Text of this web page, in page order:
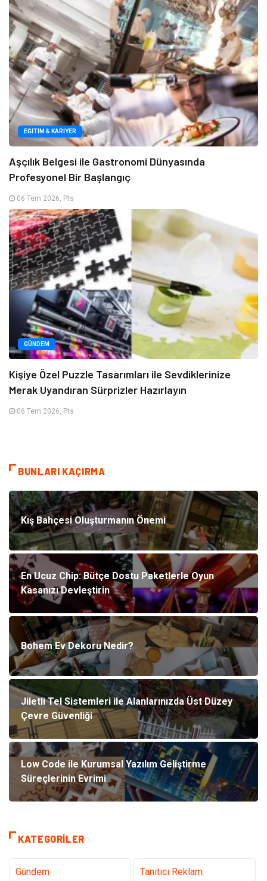
EĞITIM & KARIYER
Aşçılık Belgesi ile Gastronomi Dünyasında
Profesyonel Bir Başlangıç
06 Tem 2026, Pts
GÜNDEM
Kişiye Özel Puzzle Tasarımları ile Sevdiklerinize
Merak Uyandıran Sürprizler Hazırlayın
06 Tem 2026, Pts
BUNLARI KAÇIRMA
Kış Bahçesi Oluşturmanın Önemi
En Ucuz Chip: Bütçe Dostu Paketlerle Oyun
Kasanızı Devleştirin
Bohem Ev Dekoru Nedir?
Jiletli Tel Sistemleri ile Alanlarınızda Üst Düzey
Çevre Güvenliği
Low Code ile Kurumsal Yazılım Geliştirme
Süreçlerinin Evrimi
KATEGORILER
Gündem Tanıtıcı Reklam